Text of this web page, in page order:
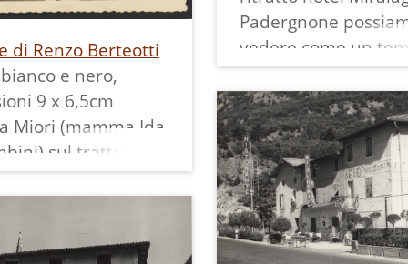
Padergnone
vedere come un
affianco all'Hotel
distributore Aquila
oggi non c'è più, al
posto prendono
parcheggi dell'Hotel.
Questo albergo ad
più o meno le stesse
sembianze che
di Renzo Berteotti
e nero,
9 x 6,5cm
Miori (mamma Ida
sul trattore di
a
alla pompa di
le pompe di